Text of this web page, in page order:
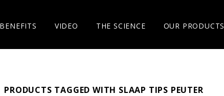
BENEFITS VIDEO THE SCIENCE OUR PRODUCTS
PRODUCTS TAGGED WITH SLAAP TIPS PEUTER